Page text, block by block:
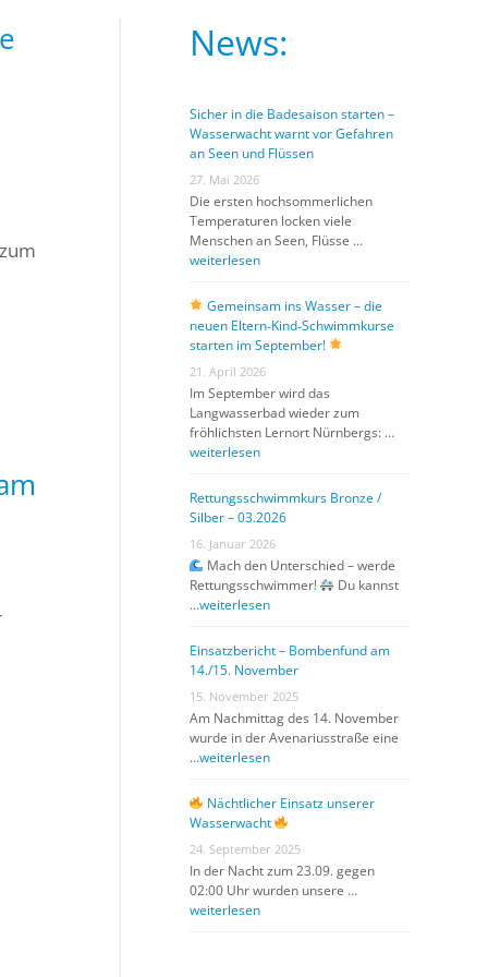
News:
Sicher in die Badesaison starten –
Wasserwacht warnt vor Gefahren
an Seen und Flüssen
27. Mai 2026
Die ersten hochsommerlichen
Temperaturen locken viele
Menschen an Seen, Flüsse …
weiterlesen
Gemeinsam ins Wasser – die
neuen Eltern‑Kind‑Schwimmkurse
starten im September!
21. April 2026
Im September wird das
Langwasserbad wieder zum
fröhlichsten Lernort Nürnbergs: …
weiterlesen
Rettungsschwimmkurs Bronze /
Silber – 03.2026
16. Januar 2026
Mach den Unterschied – werde
Rettungsschwimmer!
Du kannst
…weiterlesen
Einsatzbericht – Bombenfund am
14./15. November
15. November 2025
Am Nachmittag des 14. November
wurde in der Avenariusstraße eine
…weiterlesen
Nächtlicher Einsatz unserer
Wasserwacht
24. September 2025
In der Nacht zum 23.09. gegen
02:00 Uhr wurden unsere …
weiterlesen